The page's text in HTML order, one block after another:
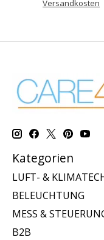
Versandkosten
Kategorien
LUFT- &
BELEUCHTUNG
MESS &
B2B